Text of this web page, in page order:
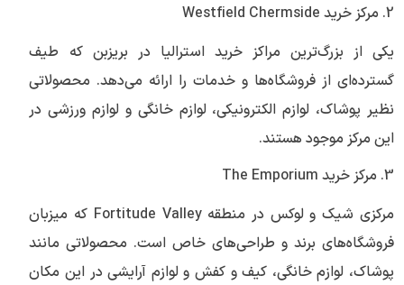
2. مرکز خرید Westfield Chermside
یکی از بزرگ‌ترین مراکز خرید استرالیا در بریزبن که طیف
گسترده‌ای از فروشگاه‌ها و خدمات را ارائه می‌دهد. محصولاتی
نظیر پوشاک، لوازم الکترونیکی، لوازم خانگی و لوازم ورزشی در
این مرکز موجود هستند.
3. مرکز خرید The Emporium
مرکزی شیک و لوکس در منطقه Fortitude Valley که میزبان
فروشگاه‌های برند و طراحی‌های خاص است. محصولاتی مانند
پوشاک، لوازم خانگی، کیف و کفش و لوازم آرایشی در این مکان